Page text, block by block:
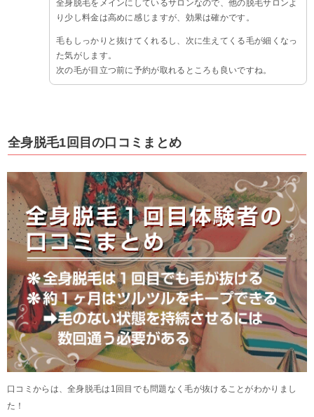
全身脱毛をメインにしているサロンなので、他の脱毛サロンよ
り少し料金は高めに感じますが、効果は確かです。
毛もしっかりと抜けてくれるし、次に生えてくる毛が細くなっ
た気がします。
次の毛が目立つ前に予約が取れるところも良いですね。
全身脱毛1回目の口コミまとめ
口コミからは、全身脱毛は1回目でも問題なく毛が抜けることがわかりまし
た！